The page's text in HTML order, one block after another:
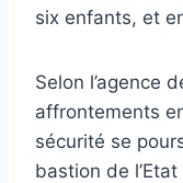
six enfants, et
Selon l’agence
affrontements
sécurité se
bastion de